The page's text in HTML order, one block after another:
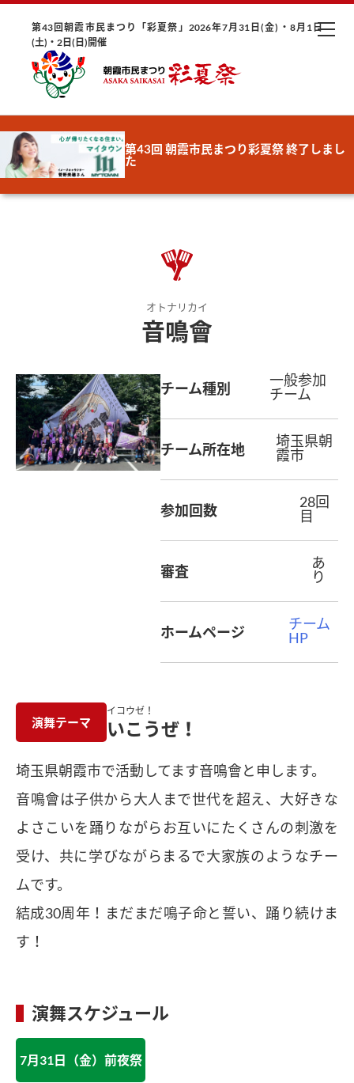
第43回朝霞市民まつり「彩夏祭」2026年7月31日(金)・8月1日
(土)・2日(日)開催
第43回 朝霞市民まつり彩夏祭 終了しまし
た
オトナリカイ
音鳴會
チーム種別
一般参加
チーム
チーム所在地
埼玉県朝
霞市
参加回数
28回
目
審査
あ
り
ホームページ
チーム
HP
演舞テーマ
イコウゼ！
いこうぜ！
埼玉県朝霞市で活動してます音鳴會と申します。
音鳴會は子供から大人まで世代を超え、大好きな
よさこいを踊りながらお互いにたくさんの刺激を
受け、共に学びながらまるで大家族のようなチー
ムです。
結成30周年！まだまだ鳴子命と誓い、踊り続けま
す！
演舞スケジュール
7月31日（金）前夜祭